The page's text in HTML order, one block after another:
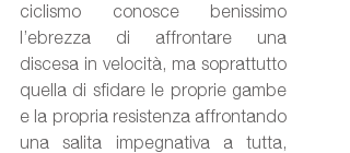
ciclismo conosce benissimo
l’ebrezza di affrontare una
discesa in velocità, ma soprattutto
quella di sfidare le proprie gambe
e la propria resistenza affrontando
una salita impegnativa a tutta,